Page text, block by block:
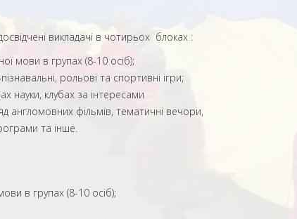
викладачі в чотирьох блоках :
мови в групах (8-10 осіб);
рольові та спортивні ігри;
науки, клубах за інтересами
англомовних фільмів, тематичні вечори,
та інше.
в групах (8-10 осіб);